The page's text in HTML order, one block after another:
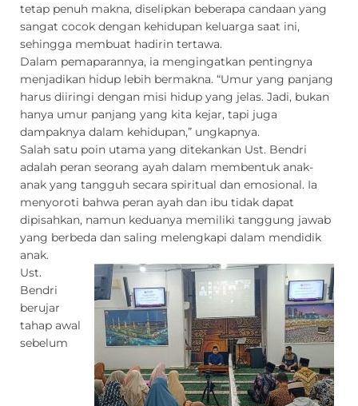
tetap penuh makna, diselipkan beberapa candaan yang
sangat cocok dengan kehidupan keluarga saat ini,
sehingga membuat hadirin tertawa.
Dalam pemaparannya, ia mengingatkan pentingnya
menjadikan hidup lebih bermakna. “Umur yang panjang
harus diiringi dengan misi hidup yang jelas. Jadi, bukan
hanya umur panjang yang kita kejar, tapi juga
dampaknya dalam kehidupan,” ungkapnya.
Salah satu poin utama yang ditekankan Ust. Bendri
adalah peran seorang ayah dalam membentuk anak-
anak yang tangguh secara spiritual dan emosional. Ia
menyoroti bahwa peran ayah dan ibu tidak dapat
dipisahkan, namun keduanya memiliki tanggung jawab
yang berbeda dan saling melengkapi dalam mendidik
anak.
Ust.
Bendri
berujar
tahap awal
sebelum